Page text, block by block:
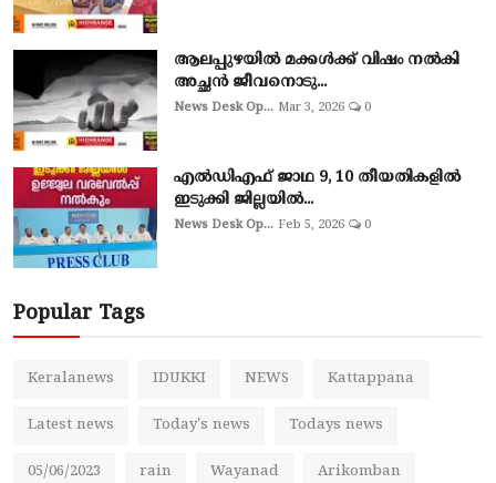
ആലപ്പുഴയില്‍ മക്കള്‍ക്ക് വിഷം നല്‍കി
അച്ഛൻ ജീവനൊടു...
News Desk Op... Mar 3, 2026 0
എല്‍ഡിഎഫ് ജാഥ 9, 10 തീയതികളില്‍
ഇടുക്കി ജില്ലയില്‍...
News Desk Op... Feb 5, 2026 0
Popular Tags
Keralanews IDUKKI NEWS Kattappana
Latest news Today's news Todays news
05/06/2023 rain Wayanad Arikomban